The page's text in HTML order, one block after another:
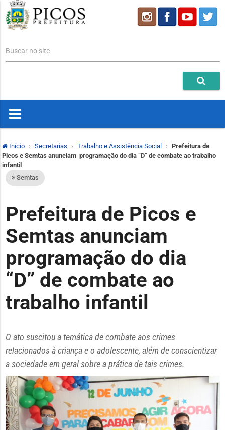
Buscar no site
Início Secretarias Trabalho e Assistência Social
Prefeitura de
Picos e Semtas anunciam programação do dia “D” de combate ao trabalho
infantil
Semtas
Prefeitura de Picos e
Semtas anunciam
programação do dia
“D” de combate ao
trabalho infantil
O ato suscitou a temática de combate aos crimes
relacionados à criança e o adolescente, além de conscientizar
a sociedade em geral sobre a prática de tais crimes.